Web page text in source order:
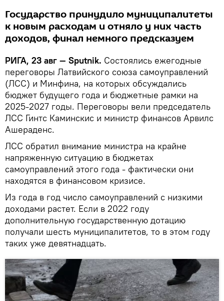
Государство принудило муниципалитеты
к новым расходам и отняло у них часть
доходов, финал немного предсказуем
РИГА, 23 авг — Sputnik. Состоялись ежегодные
переговоры Латвийского союза самоуправлений
(ЛСС) и Минфина, на которых обсуждались
бюджет будущего года и бюджетные рамки на
2025-2027 годы. Переговоры вели председатель
ЛСС Гинтс Каминскис и министр финансов Арвилс
Ашераденс.
ЛСС обратил внимание министра на крайне
напряженную ситуацию в бюджетах
самоуправлений этого года - фактически они
находятся в финансовом кризисе.
Из года в год число самоуправлений с низкими
доходами растет. Если в 2022 году
дополнительную государственную дотацию
получали шесть муниципалитетов, то в этом году
таких уже девятнадцать.